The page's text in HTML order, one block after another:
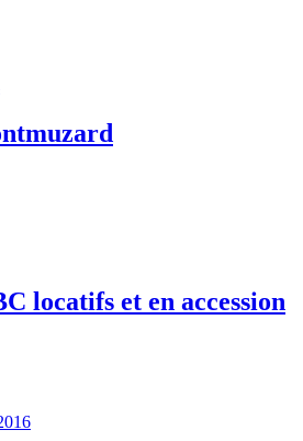
locatifs et en accession